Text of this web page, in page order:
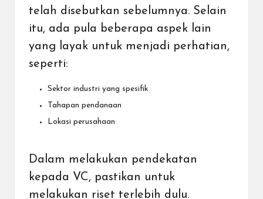
telah disebutkan sebelumnya. Selain
itu, ada pula beberapa aspek lain
yang layak untuk menjadi perhatian,
seperti:
Sektor industri yang spesifik
Tahapan pendanaan
Lokasi perusahaan
Dalam melakukan pendekatan
kepada VC, pastikan untuk
melakukan riset terlebih dulu.